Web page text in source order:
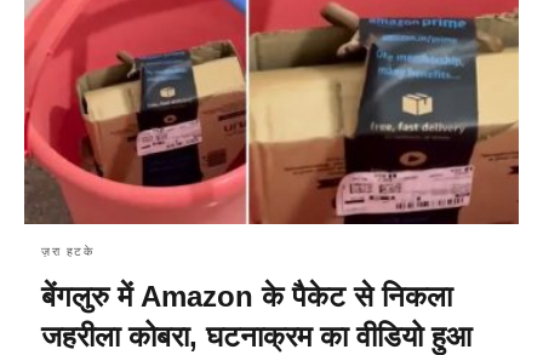
ज़रा हटके
बेंगलुरु में Amazon के पैकेट से निकला
जहरीला कोबरा, घटनाक्रम का वीडियो हुआ